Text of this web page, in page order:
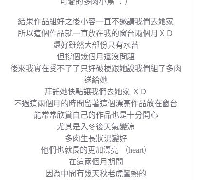
可愛的多肉小鳥 ：）
結果作品組好之後小容一直不邀請我們去她家
所以這個作品就一直放在我的窗台兩個月ＸＤ
還好雖然大部份只有水苔
但撐個幾個月還沒問題
後來我實在受不了了只好破梗跟她說我們組了多肉
送給她
拜託她快點讓我們去她家 ＸＤ
不過這兩個月的時間留著這個漂亮作品放在窗台
能常常欣賞自己的作品也是十分開心
尤其是入冬後天氣變涼
多肉生長狀況變好
他們也就長的更加漂亮 （heart）
在這兩個月期間
因為中間有幾天秋老虎蠻熱的